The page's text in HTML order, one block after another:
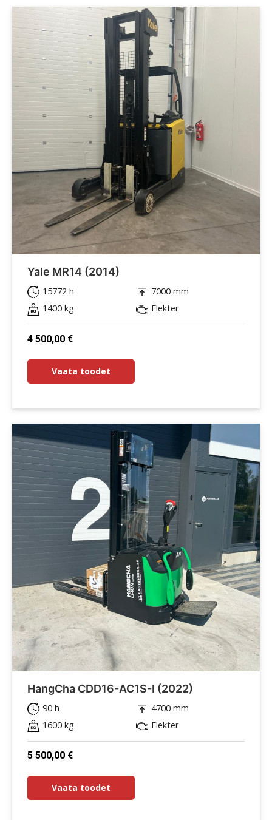
Yale MR14 (2014)
15772 h
7000 mm
1400 kg
Elekter
4 500,00 €
Vaata toodet
HangCha CDD16-AC1S-I (2022)
90 h
4700 mm
1600 kg
Elekter
5 500,00 €
Vaata toodet